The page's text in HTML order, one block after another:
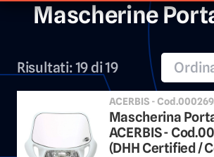
Mascherine
Risultati:19 di 19
ACERBIS -
Mascherina
ACERBIS -
(DHH Certified /